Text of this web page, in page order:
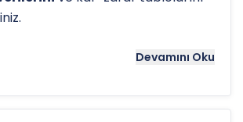
vadeli trendini ve potansiyel
önemli bir araçtır. Hissenin
TLolan 52 haftalık zirvesi ve
Devamını Oku